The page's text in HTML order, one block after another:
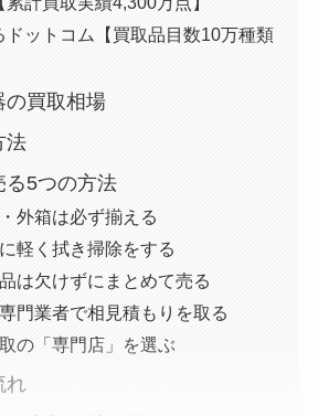
ドットコム【買取品目数10万種類
の買取相場
法
る5つの方法
外箱は必ず揃える
軽く拭き掃除をする
は欠けずにまとめて売る
門業者で相見積もりを取る
の「専門店」を選ぶ
れ